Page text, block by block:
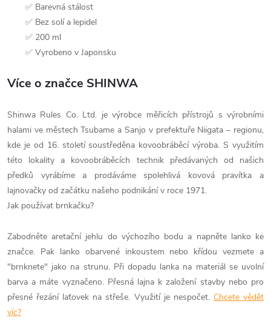
✅ Barevná stálost
✅ Bez solí a lepidel
✅ 200 ml
✅ Vyrobeno v Japonsku
Více o značce SHINWA
Shinwa Rules Co. Ltd. je výrobce měřicích přístrojů s výrobními
halami ve městech Tsubame a Sanjo v prefektuře Niigata – regionu,
kde je od 16. století soustředěna kovoobráběcí výroba. S využitím
této lokality a kovoobráběcích technik předávaných od našich
předků vyrábíme a prodáváme spolehlivá kovová pravítka a
lajnovačky od začátku našeho podnikání v roce 1971.
Jak používat brnkačku?
Zabodněte aretační jehlu do výchozího bodu a napněte lanko ke
značce. Pak lanko obarvené inkoustem nebo křídou vezmete a
"brnknete" jako na strunu. Při dopadu lanka na materiál se uvolní
barva a máte vyznačeno. Přesná lajna k založení stavby nebo pro
přesné řezání laťovek na střeše. Využití je nespočet. Chcete vědět
víc?